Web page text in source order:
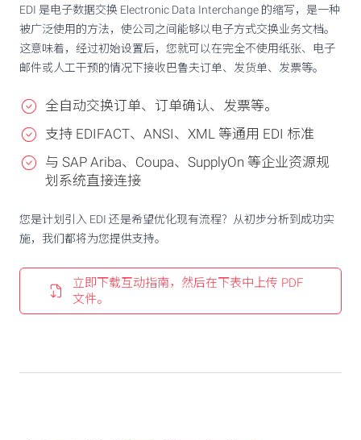
EDI 是电子数据交换 Electronic Data Interchange 的缩写，是一种
被广泛使用的方法，使公司之间能够以电子方式交换业务文档。
这意味着，经过初始设置后，您就可以在完全不使用纸张、电子
邮件或人工干预的情况下接收巴鲁夫订单、发货单、发票等。
全自动交换订单、订单确认、发票等。
支持 EDIFACT、ANSI、XML 等通用 EDI 标准
与 SAP Ariba、Coupa、SupplyOn 等企业资源规
划系统直接连接
您是计划引入 EDI 还是希望优化现有流程？从初步分析到成功实
施，我们都将为您提供支持。
立即下载互动指南，然后在下表中上传 PDF
文件。